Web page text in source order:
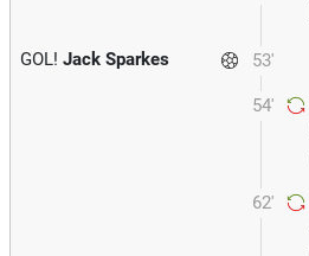
53'
GOL! Jack Sparkes
54'
62'